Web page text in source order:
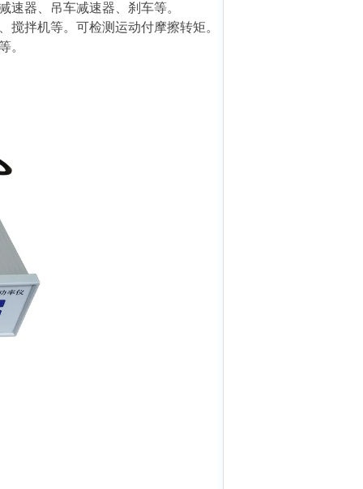
速器、吊车减速器、刹车等。
拌机等。可检测运动付摩擦转矩。
。